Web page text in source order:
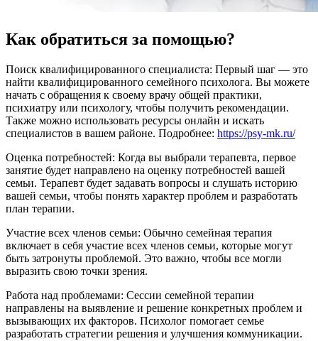
Как обратиться за помощью?
Поиск квалифицированного специалиста: Первый шаг — это
найти квалифицированного семейного психолога. Вы можете
начать с обращения к своему врачу общей практики,
психиатру или психологу, чтобы получить рекомендации.
Также можно использовать ресурсы онлайн и искать
специалистов в вашем районе. Подробнее: https://psy-mk.ru/
Оценка потребностей: Когда вы выбрали терапевта, первое
занятие будет направлено на оценку потребностей вашей
семьи. Терапевт будет задавать вопросы и слушать историю
вашей семьи, чтобы понять характер проблем и разработать
план терапии.
Участие всех членов семьи: Обычно семейная терапия
включает в себя участие всех членов семьи, которые могут
быть затронуты проблемой. Это важно, чтобы все могли
выразить свою точки зрения.
Работа над проблемами: Сессии семейной терапии
направлены на выявление и решение конкретных проблем и
вызывающих их факторов. Психолог помогает семье
разработать стратегии решения и улучшения коммуникации.